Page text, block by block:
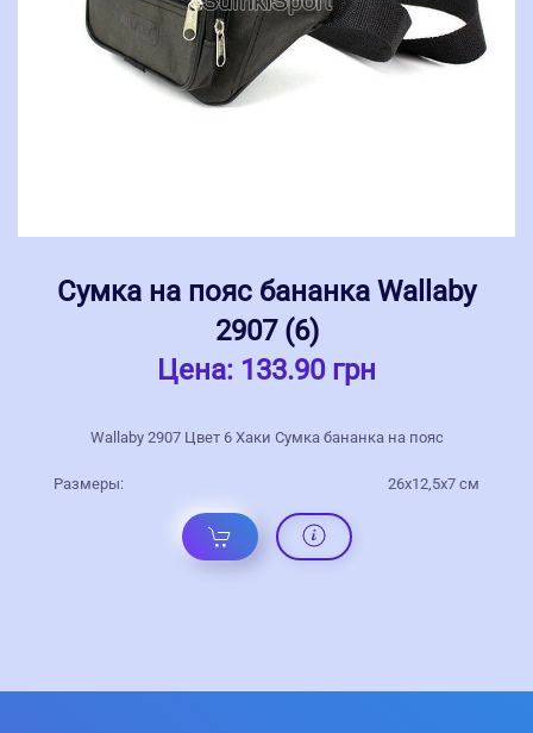
Сумка на пояс бананка Wallaby
2907 (6)
Цена: 133.90 грн
Wallaby 2907 Цвет 6 Хаки Сумка бананка на пояс
Размеры: 26x12,5x7 см